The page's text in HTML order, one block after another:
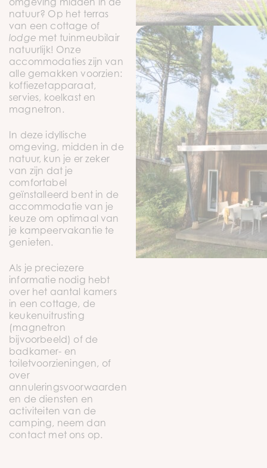
omgeving midden in de
natuur? Op het terras
van een cottage of
lodge met tuinmeubilair
natuurlijk! Onze
accommodaties zijn van
alle gemakken voorzien:
koffiezetapparaat,
servies, koelkast en
magnetron.
In deze idyllische
omgeving, midden in de
natuur, kun je er zeker
van zijn dat je
comfortabel
geïnstalleerd bent in de
accommodatie van je
keuze om optimaal van
je kampeervakantie te
genieten.
Als je preciezere
informatie nodig hebt
over het aantal kamers
in een cottage, de
keukenuitrusting
(magnetron
bijvoorbeeld) of de
badkamer- en
toiletvoorzieningen, of
over
annuleringsvoorwaarden
en de diensten en
activiteiten van de
camping, neem dan
contact met ons op.